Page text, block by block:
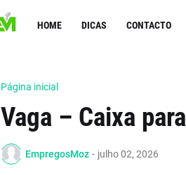
HOME DICAS CONTACTO
Página inicial
Vaga – Caixa
EmpregosMoz - julho 02, 2026